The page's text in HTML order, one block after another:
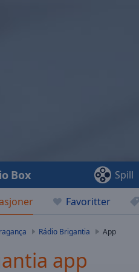
Favoritter
Box Spill
Rádio Brigantia App
app